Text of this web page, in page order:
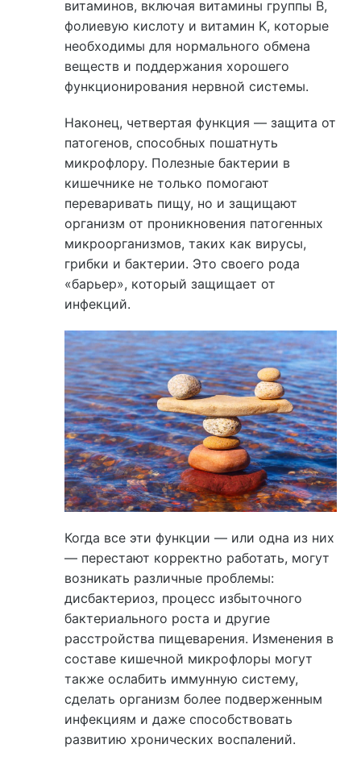
витаминов, включая витамины группы B,
фолиевую кислоту и витамин K, которые
необходимы для нормального обмена
веществ и поддержания хорошего
функционирования нервной системы.
Наконец, четвертая функция — защита от
патогенов, способных пошатнуть
микрофлору. Полезные бактерии в
кишечнике не только помогают
переваривать пищу, но и защищают
организм от проникновения патогенных
микроорганизмов, таких как вирусы,
грибки и бактерии. Это своего рода
«барьер», который защищает от
инфекций.
Когда все эти функции — или одна из них
— перестают корректно работать, могут
возникать различные проблемы:
дисбактериоз, процесс избыточного
бактериального роста и другие
расстройства пищеварения. Изменения в
составе кишечной микрофлоры могут
также ослабить иммунную систему,
сделать организм более подверженным
инфекциям и даже способствовать
развитию хронических воспалений.